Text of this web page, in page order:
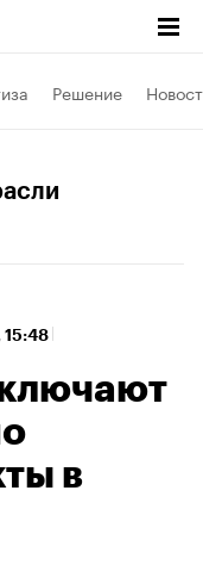
Решение
15:48
в